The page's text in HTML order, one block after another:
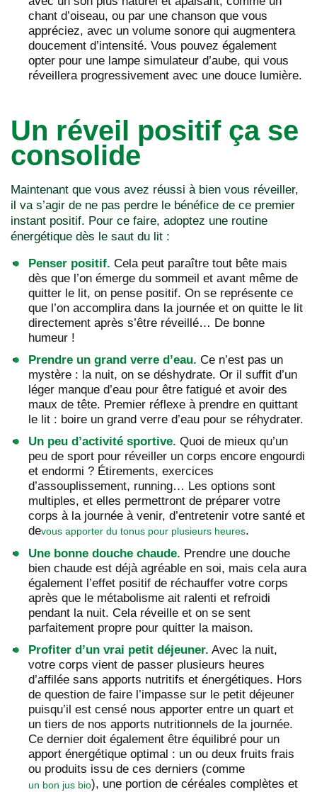
chant d’oiseau, ou par une chanson que vous
appréciez, avec un volume sonore qui augmentera
doucement d’intensité. Vous pouvez également
opter pour une lampe simulateur d’aube, qui vous
réveillera progressivement avec une douce lumière.
Un réveil positif ça se
consolide
Maintenant que vous avez réussi à bien vous réveiller,
il va s’agir de ne pas perdre le bénéfice de ce premier
instant positif. Pour ce faire, adoptez une routine
énergétique dès le saut du lit :
Penser positif. Cela peut paraître tout bête mais
dès que l’on émerge du sommeil et avant même de
quitter le lit, on pense positif. On se représente ce
que l’on accomplira dans la journée et on quitte le lit
directement après s’être réveillé… De bonne
humeur !
Prendre un grand verre d’eau. Ce n’est pas un
mystère : la nuit, on se déshydrate. Or il suffit d’un
léger manque d’eau pour être fatigué et avoir des
maux de tête. Premier réflexe à prendre en quittant
le lit : boire un grand verre d’eau pour se réhydrater.
Un peu d’activité sportive. Quoi de mieux qu’un
peu de sport pour réveiller un corps encore engourdi
et endormi ? Étirements, exercices
d’assouplissement, running… Les options sont
multiples, et elles permettront de préparer votre
corps à la journée à venir, d’entretenir votre santé et
devous apporter du tonus pour plusieurs heures.
Une bonne douche chaude. Prendre une douche
bien chaude est déjà agréable en soi, mais cela aura
également l’effet positif de réchauffer votre corps
après que le métabolisme ait ralenti et refroidi
pendant la nuit. Cela réveille et on se sent
parfaitement propre pour quitter la maison.
Profiter d’un vrai petit déjeuner. Avec la nuit,
votre corps vient de passer plusieurs heures
d’affilée sans apports nutritifs et énergétiques. Hors
de question de faire l’impasse sur le petit déjeuner
puisqu’il est censé nous apporter entre un quart et
un tiers de nos apports nutritionnels de la journée.
Ce dernier doit également être équilibré pour un
apport énergétique optimal : un ou deux fruits frais
ou produits issu de ces derniers (comme
un bon jus bio), une portion de céréales complètes et